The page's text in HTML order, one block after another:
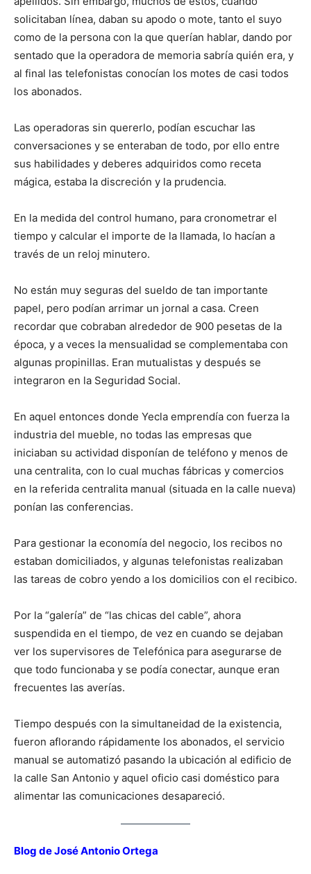
solicitaban línea, daban su apodo o mote, tanto el suyo
como de la persona con la que querían hablar, dando por
sentado que la operadora de memoria sabría quién era, y
al final las telefonistas conocían los motes de casi todos
los abonados.
Las operadoras sin quererlo, podían escuchar las
conversaciones y se enteraban de todo, por ello entre
sus habilidades y deberes adquiridos como receta
mágica, estaba la discreción y la prudencia.
En la medida del control humano, para cronometrar el
tiempo y calcular el importe de la llamada, lo hacían a
través de un reloj minutero.
No están muy seguras del sueldo de tan importante
papel, pero podían arrimar un jornal a casa. Creen
recordar que cobraban alrededor de 900 pesetas de la
época, y a veces la mensualidad se complementaba con
algunas propinillas. Eran mutualistas y después se
integraron en la Seguridad Social.
En aquel entonces donde Yecla emprendía con fuerza la
industria del mueble, no todas las empresas que
iniciaban su actividad disponían de teléfono y menos de
una centralita, con lo cual muchas fábricas y comercios
en la referida centralita manual (situada en la calle nueva)
ponían las conferencias.
Para gestionar la economía del negocio, los recibos no
estaban domiciliados, y algunas telefonistas realizaban
las tareas de cobro yendo a los domicilios con el recibico.
Por la “galería” de “las chicas del cable”, ahora
suspendida en el tiempo, de vez en cuando se dejaban
ver los supervisores de Telefónica para asegurarse de
que todo funcionaba y se podía conectar, aunque eran
frecuentes las averías.
Tiempo después con la simultaneidad de la existencia,
fueron aflorando rápidamente los abonados, el servicio
manual se automatizó pasando la ubicación al edificio de
la calle San Antonio y aquel oficio casi doméstico para
alimentar las comunicaciones desapareció.
Blog de José Antonio Ortega